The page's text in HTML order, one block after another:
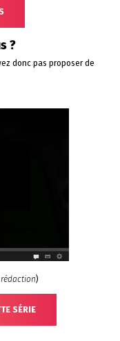
?
donc pas proposer de
)
SÉRIE